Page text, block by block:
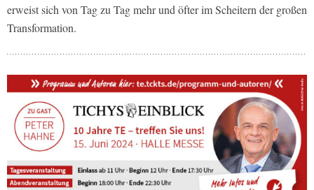
erweist sich von Tag zu Tag mehr und öfter im Scheitern der großen
Transformation.